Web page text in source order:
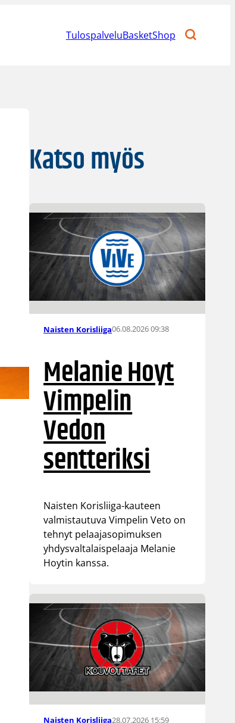
TulospalveluBasketShop
Katso myös
Naisten Korisliiga06.08.2026 09:38
Melanie Hoyt
Vimpelin
Vedon
sentteriksi
Naisten Korisliiga-kauteen
valmistautuva Vimpelin Veto on
tehnyt pelaajasopimuksen
yhdysvaltalaispelaaja Melanie
Hoytin kanssa.
Naisten Korisliiga28.07.2026 15:59